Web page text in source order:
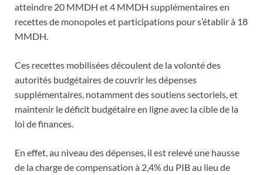
atteindre 20 MMDH et 4 MMDH supplémentaires en
recettes de monopoles et participations pour s’établir à 18
MMDH.
Ces recettes mobilisées découlent de la volonté des
autorités budgétaires de couvrir les dépenses
supplémentaires, notamment des soutiens sectoriels, et
maintenir le déficit budgétaire en ligne avec la cible de la
loi de finances.
En effet, au niveau des dépenses, il est relevé une hausse
de la charge de compensation à 2,4% du PIB au lieu de